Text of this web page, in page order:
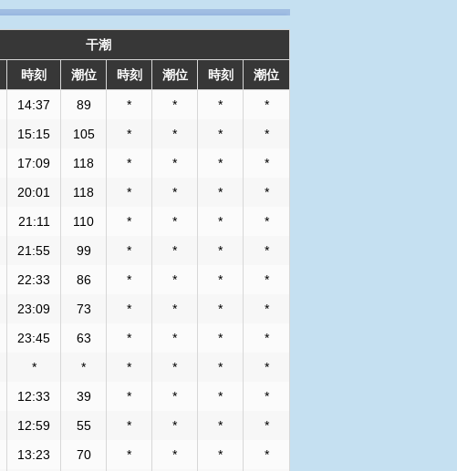
干潮
時刻 潮位 時刻 潮位 時刻 潮位
14:37 89 * * *
*
15:15 105 * * *
*
17:09 118 * * *
*
20:01 118 * * *
*
21:11 110 * * *
*
21:55 99 * * *
*
22:33 86 * * *
*
23:09 73 * * *
*
23:45 63 * * *
*
* * * * *
*
12:33 39 * * *
*
12:59 55 * * *
*
13:23 70 * * *
*